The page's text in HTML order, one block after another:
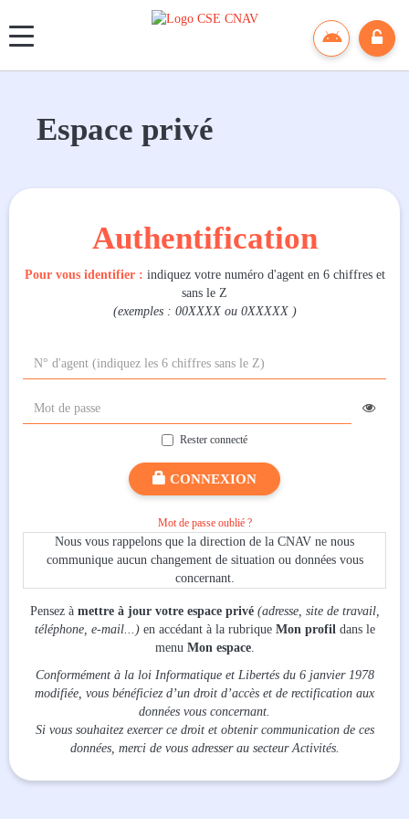
Espace privé
Authentification
Pour vous identifier : indiquez votre numéro d'agent en 6 chiffres et
sans le Z
(exemples : 00XXXX ou 0XXXXX )
Rester connecté
CONNEXION
Mot de passe oublié ?
Nous vous rappelons que la direction de la CNAV ne nous
communique aucun changement de situation ou données vous
concernant.
Pensez à mettre à jour votre espace privé (adresse, site de travail,
téléphone, e-mail...)en accédant à la rubrique Mon profildans le
menu Mon espace.
Conformément à la loi Informatique et Libertés du 6 janvier 1978
modifiée, vous bénéficiez d’un droit d’accès et de rectification aux
données vous concernant.
Si vous souhaitez exercer ce droit et obtenir communication de ces
données, merci de vous adresser au secteur Activités.
Panneau de gestion des cookies